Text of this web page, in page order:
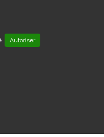
Autoriser